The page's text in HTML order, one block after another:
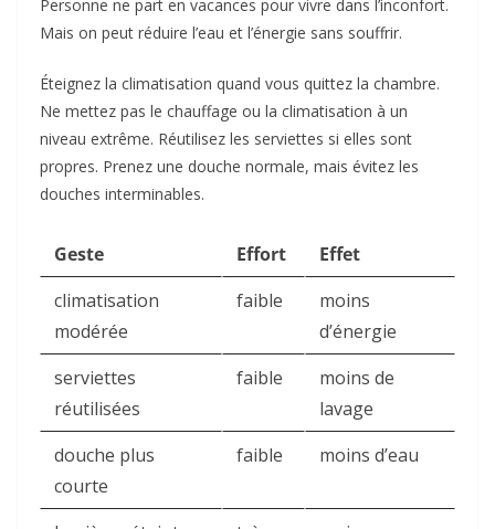
Personne ne part en vacances pour vivre dans l’inconfort.
Mais on peut réduire l’eau et l’énergie sans souffrir.
Éteignez la climatisation quand vous quittez la chambre.
Ne mettez pas le chauffage ou la climatisation à un
niveau extrême. Réutilisez les serviettes si elles sont
propres. Prenez une douche normale, mais évitez les
douches interminables.
Geste Effort
Effet
climatisation
modérée
faible
moins
d’énergie
serviettes
réutilisées
faible
moins de
lavage
douche plus
courte
faible moins d’eau